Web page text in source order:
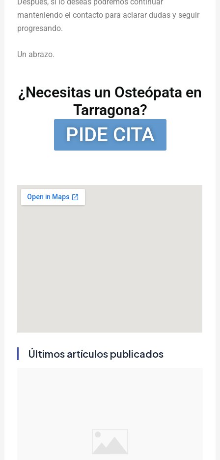
manteniendo el contacto para aclarar dudas y seguir
progresando.
Un abrazo.
¿Necesitas un Osteópata en
Tarragona?
PIDE CITA
Últimos artículos publicados